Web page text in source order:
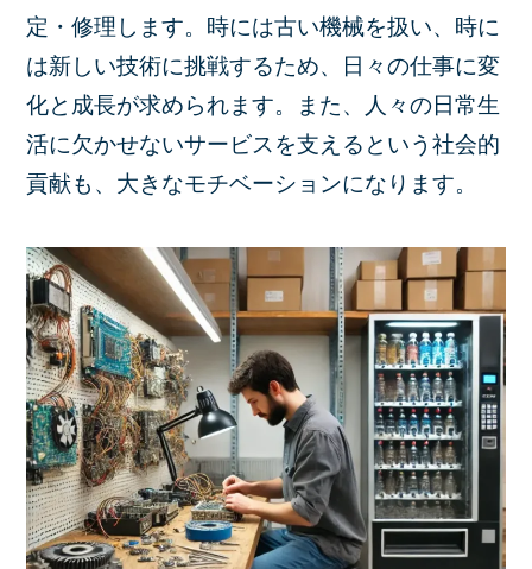
定・修理します。時には古い機械を扱い、時に
は新しい技術に挑戦するため、日々の仕事に変
化と成長が求められます。また、人々の日常生
活に欠かせないサービスを支えるという社会的
貢献も、大きなモチベーションになります。